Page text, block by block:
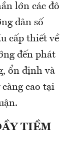
lớn các đô
dân số
cấp thiết về
đến phát
ổn định và
cao tại
TIỀM